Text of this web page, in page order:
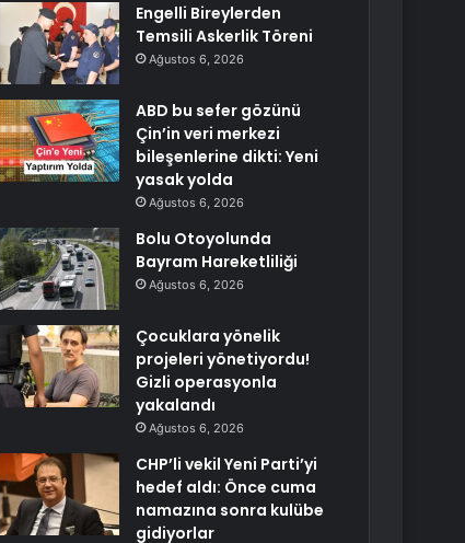
Engelli Bireylerden
Temsili Askerlik Töreni
Ağustos 6, 2026
ABD bu sefer gözünü
Çin’in veri merkezi
bileşenlerine dikti: Yeni
yasak yolda
Ağustos 6, 2026
Bolu Otoyolunda
Bayram Hareketliliği
Ağustos 6, 2026
Çocuklara yönelik
projeleri yönetiyordu!
Gizli operasyonla
yakalandı
Ağustos 6, 2026
CHP’li vekil Yeni Parti’yi
hedef aldı: Önce cuma
namazına sonra kulübe
gidiyorlar